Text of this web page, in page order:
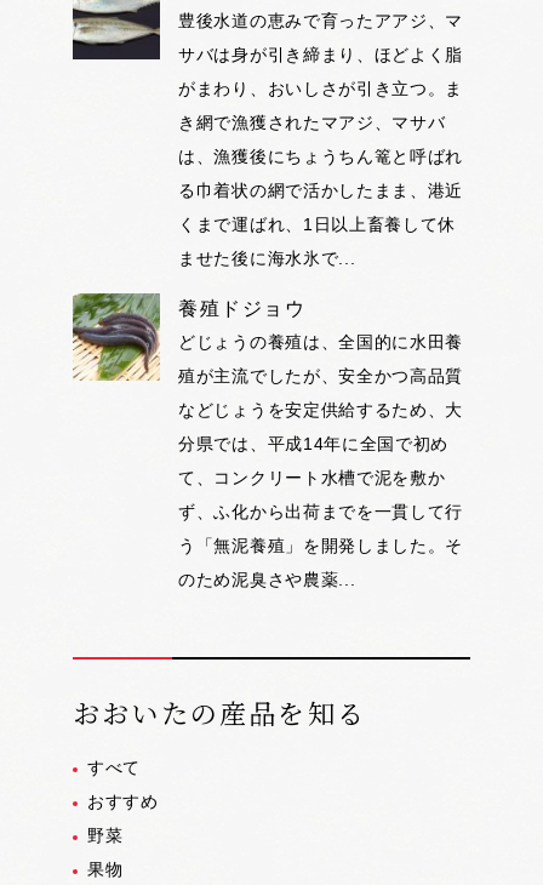
豊後水道の恵みで育ったアアジ、マ
サバは身が引き締まり、ほどよく脂
がまわり、おいしさが引き立つ。ま
き網で漁獲されたマアジ、マサバ
は、漁獲後にちょうちん篭と呼ばれ
る巾着状の網で活かしたまま、港近
くまで運ばれ、1日以上畜養して休
ませた後に海水氷で...
養殖ドジョウ
どじょうの養殖は、全国的に水田養
殖が主流でしたが、安全かつ高品質
などじょうを安定供給するため、大
分県では、平成14年に全国で初め
て、コンクリート水槽で泥を敷か
ず、ふ化から出荷までを一貫して行
う「無泥養殖」を開発しました。そ
のため泥臭さや農薬...
おおいたの産品を知る
すべて
おすすめ
野菜
果物